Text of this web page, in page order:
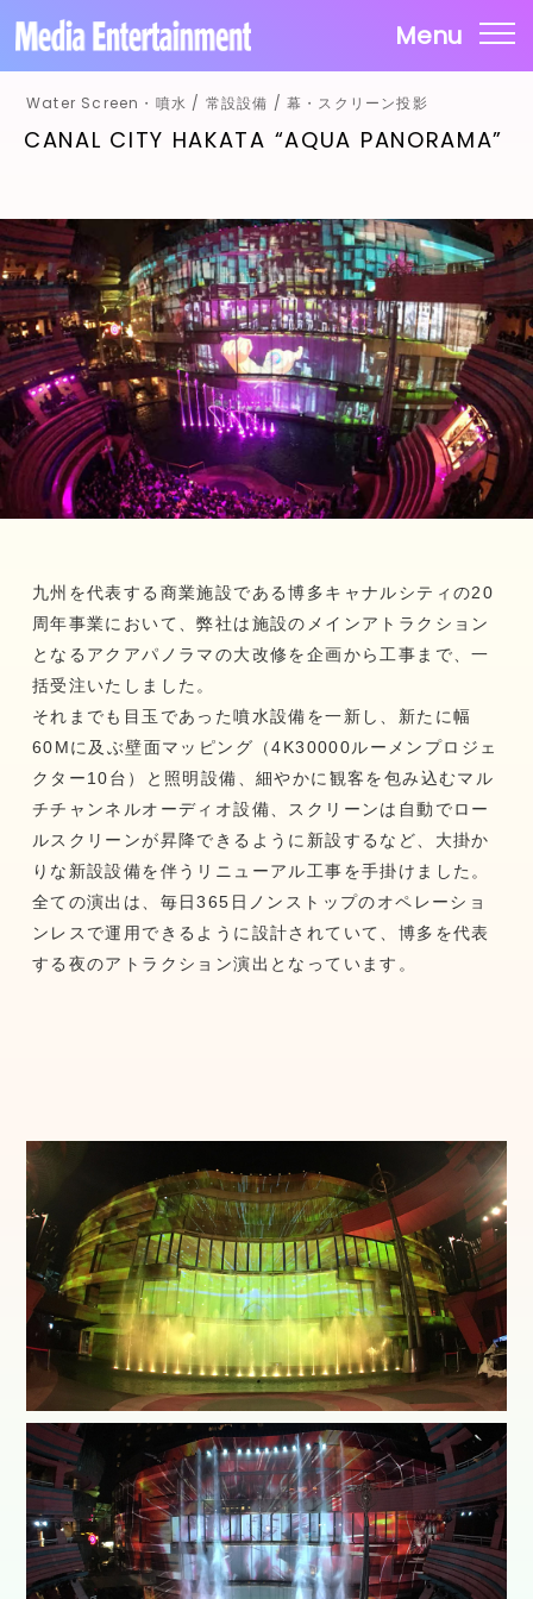
Menu
WORKS
NEWS
LUMINGS
RENTAL
COMPANY
Water Screen・噴水 / 常設設備 / 幕・スクリーン投影
CANAL CITY HAKATA “AQUA PANORAMA”
九州を代表する商業施設である博多キャナルシティの20
周年事業において、弊社は施設のメインアトラクション
となるアクアパノラマの大改修を企画から工事まで、一
括受注いたしました。
それまでも目玉であった噴水設備を一新し、新たに幅
60Mに及ぶ壁面マッピング（4K30000ルーメンプロジェ
クター10台）と照明設備、細やかに観客を包み込むマル
チチャンネルオーディオ設備、スクリーンは自動でロー
ルスクリーンが昇降できるように新設するなど、大掛か
りな新設設備を伴うリニューアル工事を手掛けました。
全ての演出は、毎日365日ノンストップのオペレーショ
ンレスで運用できるように設計されていて、博多を代表
する夜のアトラクション演出となっています。